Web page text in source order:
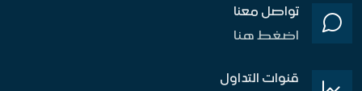
تواصل معنا
اضغط هنا
قنوات التداول